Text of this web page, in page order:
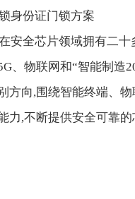
身份证门锁方案
安全芯片领域拥有二
、物联网和“智能制造
向,围绕智能终端、
,不断提供安全可靠